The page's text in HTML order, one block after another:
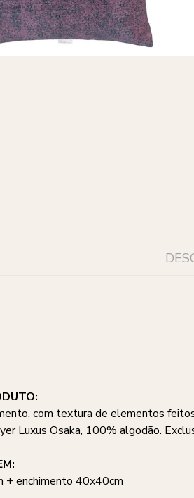
com textura de elementos
Luxus Osaka, 100% algodão.
+ enchimento 40x40cm